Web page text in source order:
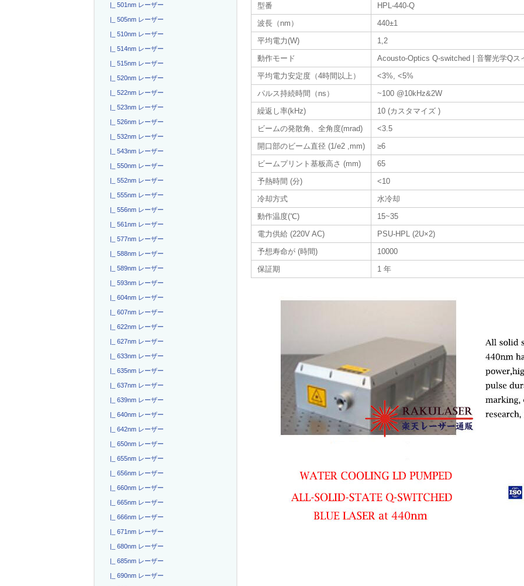
|_ 501nm レーザー
|_ 505nm レーザー
|_ 510nm レーザー
|_ 514nm レーザー
|_ 515nm レーザー
|_ 520nm レーザー
|_ 522nm レーザー
|_ 523nm レーザー
|_ 526nm レーザー
|_ 532nm レーザー
|_ 543nm レーザー
|_ 550nm レーザー
|_ 552nm レーザー
|_ 555nm レーザー
|_ 556nm レーザー
|_ 561nm レーザー
|_ 577nm レーザー
|_ 588nm レーザー
|_ 589nm レーザー
|_ 593nm レーザー
|_ 604nm レーザー
|_ 607nm レーザー
|_ 622nm レーザー
|_ 627nm レーザー
|_ 633nm レーザー
|_ 635nm レーザー
|_ 637nm レーザー
|_ 639nm レーザー
|_ 640nm レーザー
|_ 642nm レーザー
|_ 650nm レーザー
|_ 655nm レーザー
|_ 656nm レーザー
|_ 660nm レーザー
|_ 665nm レーザー
|_ 666nm レーザー
|_ 671nm レーザー
|_ 680nm レーザー
|_ 685nm レーザー
|_ 690nm レーザー
型番
HPL-440-Q
波長（nm）
440±1
平均電力(W)
1,2
動作モード
Acousto-Optics Q-switched | 音響光学Qス
平均電力安定度（4時間以上）
<3%, <5%
パルス持続時間（ns）
~100 @10kHz&2W
繰返し率(kHz)
10 (カスタマイズ )
ビームの発散角、全角度(mrad)
<3.5
開口部のビーム直径 (1/e2 ,mm)
≥6
ビームプリント基板高さ (mm)
65
予熱時間 (分)
<10
冷却方式
水冷却
動作温度(℃)
15~35
電力供給 (220V AC)
PSU-HPL (2U×2)
予想寿命が (時間)
10000
保証期
1 年